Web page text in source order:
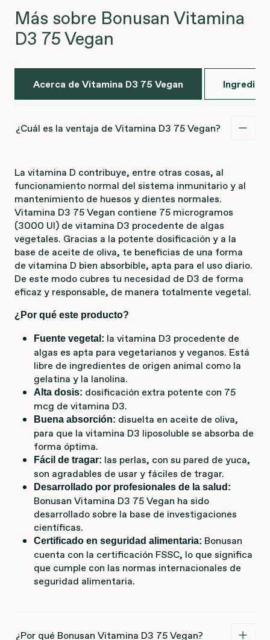
Más sobre Bonusan Vitamina
D3 75 Vegan
Acerca de Vitamina D3 75 Vegan
¿Cuál es la ventaja de Vitamina D3 75 Vegan?
La vitamina D contribuye, entre otras cosas, al
funcionamiento normal del sistema inmunitario y al
mantenimiento de huesos y dientes normales.
Vitamina D3 75 Vegan contiene 75 microgramos
(3000 UI) de vitamina D3 procedente de algas
vegetales. Gracias a la potente dosificación y a la
base de aceite de oliva, te beneficias de una forma
de vitamina D bien absorbible, apta para el uso diario.
De este modo cubres tu necesidad de D3 de forma
eficaz y responsable, de manera totalmente vegetal.
¿Por qué este producto?
Fuente vegetal: la vitamina D3 procedente de
algas es apta para vegetarianos y veganos. Está
libre de ingredientes de origen animal como la
gelatina y la lanolina.
Alta dosis: dosificación extra potente con 75
mcg de vitamina D3.
Buena absorción: disuelta en aceite de oliva,
para que la vitamina D3 liposoluble se absorba de
forma óptima.
Fácil de tragar: las perlas, con su pared de yuca,
son agradables de usar y fáciles de tragar.
Desarrollado por profesionales de la salud:
Bonusan Vitamina D3 75 Vegan ha sido
desarrollado sobre la base de investigaciones
científicas.
Certificado en seguridad alimentaria: Bonusan
cuenta con la certificación FSSC, lo que significa
que cumple con las normas internacionales de
seguridad alimentaria.
¿Por qué Bonusan Vitamina D3 75 Vegan?